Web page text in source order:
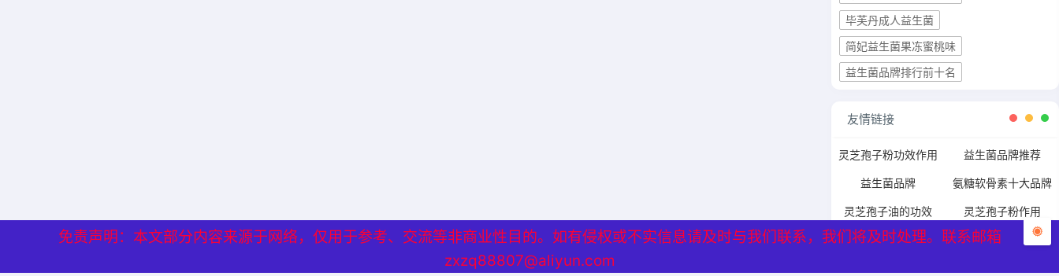
免责声明：本文部分内容来源于网络，仅用于参考、交流等非商业性目的。如有侵权或不实信息请及时与我们联系，我们将及时处理。联系邮箱
zxzq88807@aliyun.com
毕芙丹成人益生菌
简妃益生菌果冻蜜桃味
益生菌品牌排行前十名
友情链接
灵芝孢子粉功效作用 益生菌品牌推荐
益生菌品牌 氨糖软骨素十大品牌
灵芝孢子油的功效 灵芝孢子粉作用
灵芝孢子粉哪家好 灵芝孢子粉禁忌
免责声明：本文部分内容来源于网络，仅用于参考、交流等非商业性目的。如有侵权或不实信息请及时与我们联系，我们将及时处理。联系邮箱
zxzq88807@aliyun.com